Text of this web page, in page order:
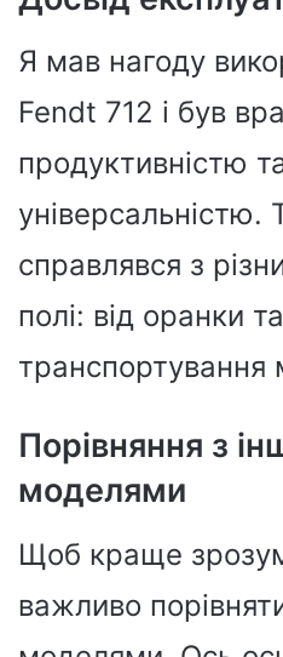
Я мав нагоду
Fendt 712 і був
продуктивністю
універсальністю.
справлявся з
полі: від оранки
транспортування
Порівняння з
моделями
Щоб краще
важливо